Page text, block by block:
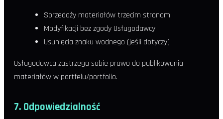
Sprzedaży materiałów trzecim stronom
Modyfikacji bez zgody Usługodawcy
Usunięcia znaku wodnego (jeśli dotyczy)
Usługodawca zastrzega sobie prawo do publikowania
materiałów w portfelu/portfolio.
7. Odpowiedzialność